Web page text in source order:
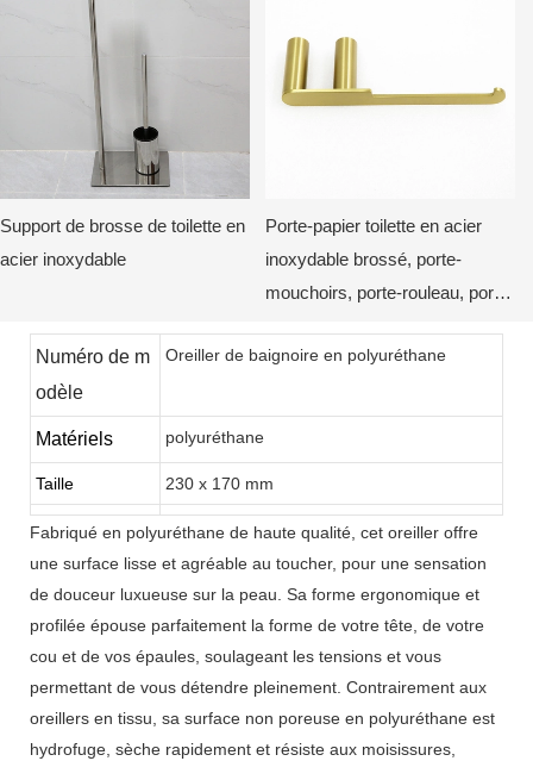
Support de brosse de toilette en
acier inoxydable
Porte-papier toilette en acier
inoxydable brossé, porte-
mouchoirs, porte-rouleau, porte-
Numéro de m
odèle
Oreiller de baignoire en polyuréthane
Matériels polyuréthane
Taille 230 x 170 mm
Fabriqué en polyuréthane de haute qualité, cet oreiller offre
une surface lisse et agréable au toucher, pour une sensation
de douceur luxueuse sur la peau. Sa forme ergonomique et
profilée épouse parfaitement la forme de votre tête, de votre
cou et de vos épaules, soulageant les tensions et vous
permettant de vous détendre pleinement. Contrairement aux
oreillers en tissu, sa surface non poreuse en polyuréthane est
hydrofuge, sèche rapidement et résiste aux moisissures,